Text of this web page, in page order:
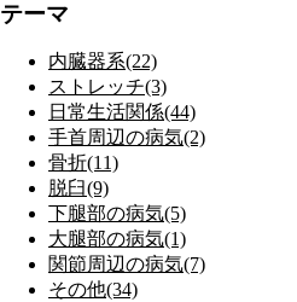
テーマ
内臓器系(22)
ストレッチ(3)
日常生活関係(44)
手首周辺の病気(2)
骨折(11)
脱臼(9)
下腿部の病気(5)
大腿部の病気(1)
関節周辺の病気(7)
その他(34)